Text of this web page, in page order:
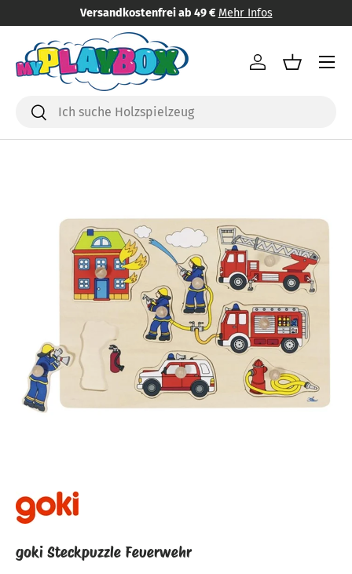
Direkt zum Inhalt
Versandkostenfrei ab 49 € Mehr Infos
Suchen
Suchen
Einloggen
Menü
goki Steckpuzzle Feuerwehr